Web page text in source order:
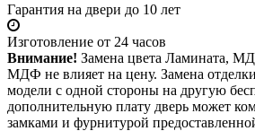
Гарантия на двери до 10 лет
Изготовление от 24 часов
Внимание! Замена цвета Ламината,
МДФ не влияет на цену. Замена
модели с одной стороны на другую
дополнительную плату дверь может
замками и фурнитурой